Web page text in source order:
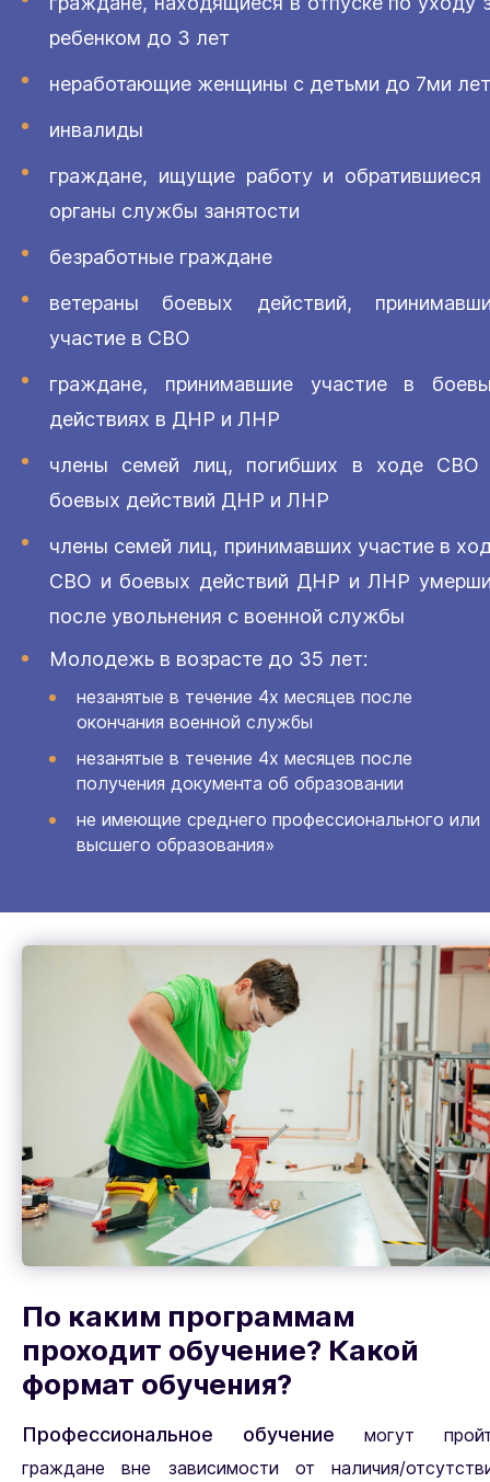
ребенком до 3 лет
неработающие женщины с детьми до 7ми лет
инвалиды
граждане, ищущие работу и обратившиеся
органы службы занятости
безработные граждане
ветераны боевых действий,
участие в СВО
граждане, принимавшие участие в
действиях в ДНР и ЛНР
члены семей лиц, погибших в ходе СВО
боевых действий ДНР и ЛНР
члены семей лиц, принимавших участие в
СВО и боевых действий ДНР и ЛНР
после увольнения с военной службы
Молодежь в возрасте до 35 лет:
незанятые в течение 4х месяцев после
окончания военной службы
незанятые в течение 4х месяцев после
получения документа об образовании
не имеющие среднего профессионального или
высшего образования»
По каким программам
проходит обучение? Какой
формат обучения?
Профессиональное обучение могут
граждане вне зависимости от наличия/